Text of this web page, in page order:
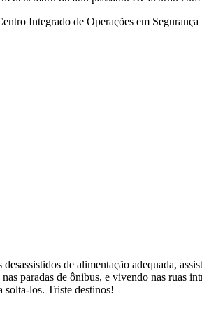
Integrado de Operações em
de alimentação adequada,
paradas de ônibus, e vivendo nas ruas
los. Triste destinos!